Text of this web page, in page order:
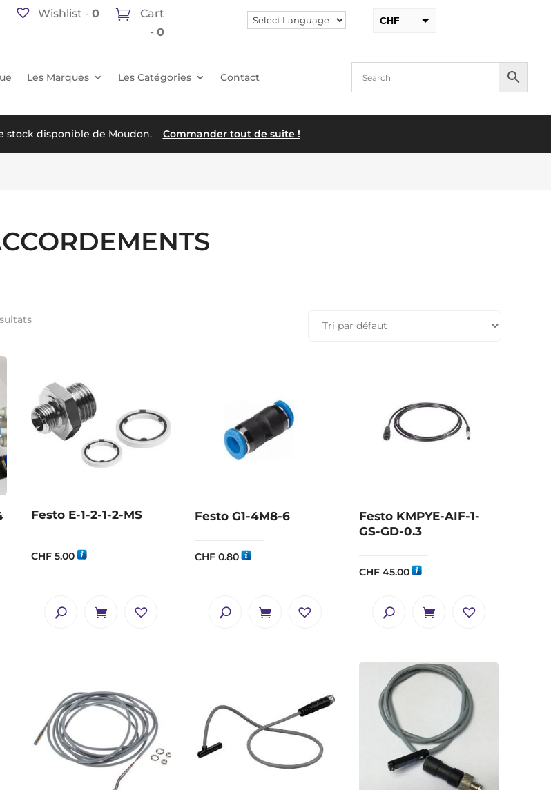
Wishlist - 0
Cart
-0
CHF
Les Marques Les Catégories Contact
stock disponible de Moudon. Commander tout de suite !
Festo E-1-2-1-2-MS
CHF5.00
Festo G1-4M8-6
CHF 0.80
Festo KMPYE-AIF-1-
GS-GD-0.3
CHF45.00